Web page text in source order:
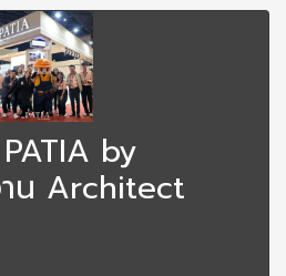
by
น Architect